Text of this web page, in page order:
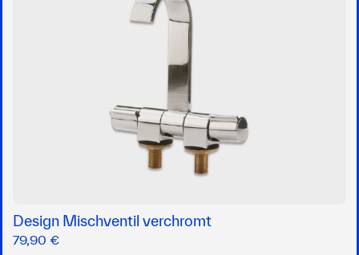
Design Mischventil verchromt
79,90 €